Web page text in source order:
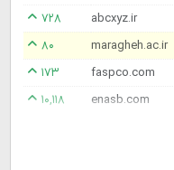
abcxyz.ir
۷۲۸
maragheh.ac.ir
۸۰
faspco.com
۱۷۳
enasb.com ۱۰,۱۱۸